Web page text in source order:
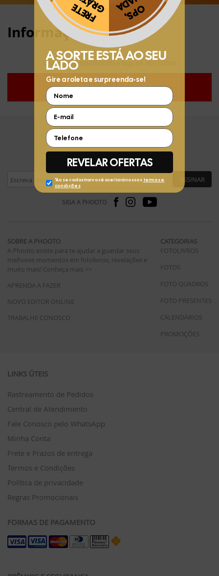
Informações:
Compre hoje (06/08/2026) e faça até 30/11/2026
COMPRE AGORA E FAÇA DEPOIS
Receba ofertas exclusivas da Phooto no seu e-mail
ASSINAR
Obrigado por se cadastrar na
Aproveite e receba as novidades e ofertas exclusivas da
SIGA A PHOOTO
SOBRE A PHOOTO
A Phooto existe para te ajudar a guardar seus
melhores momentos em fotolivros, revelações e
muito mais! Conheça mais >>
APRENDA A FAZER
NOVO EDITOR ONLINE
TRABALHE CONOSCO
CATEGORIAS
FOTOLIVROS
FOTOS
FOTO QUADROS
FOTO PRESENTES
CALENDÁRIOS
PROMOÇÕES
LINKS ÚTEIS
Rastreamento de Pedidos
Central de Atendimento
Fale Conosco pelo WhatsApp
Minha Conta
Frete e Prazos de entrega
Termos e Condições
Política de privacidade
Regras Promocionais
FORMAS DE PAGAMENTO